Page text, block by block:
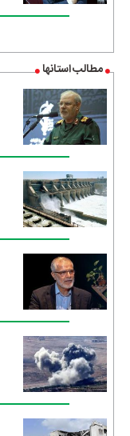
مطالب استانها